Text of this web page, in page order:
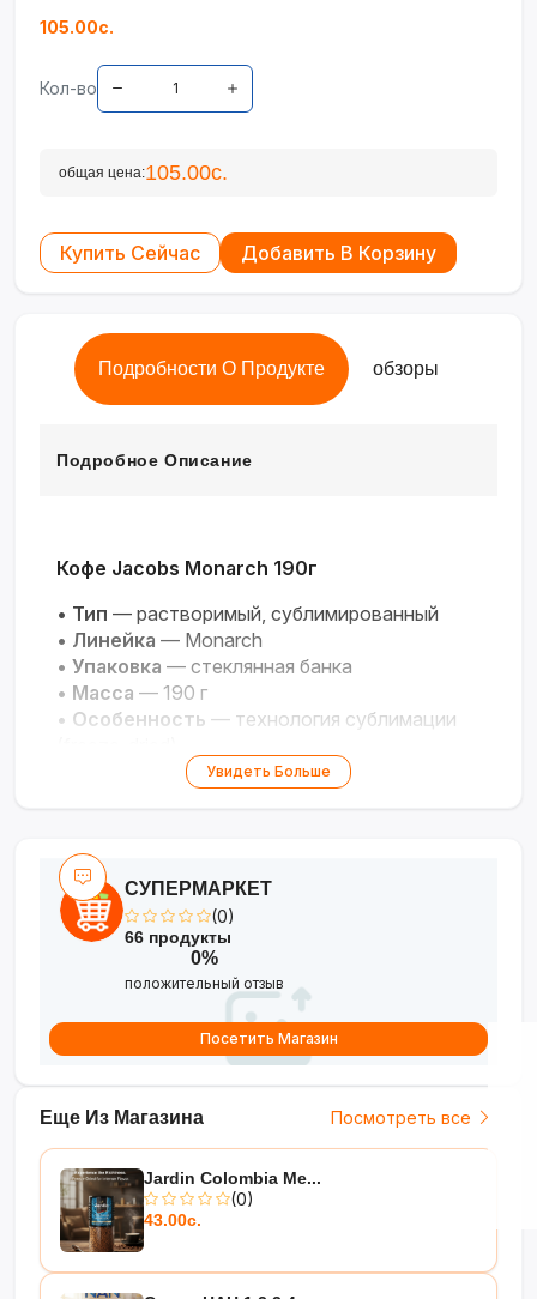
105.00с.
Кол-во
общая цена:105.00с.
Купить Сейчас Добавить В Корзину
Подробности О Продукте обзоры
Подробное Описание
Кофе Jacobs Monarch 190г
• Тип — растворимый, сублимированный
• Линейка — Monarch
• Упаковка — стеклянная банка
• Масса — 190 г
• Особенность — технология сублимации
— Jacobs (основан в 1895 г.)
секунды!
Увидеть Больше
Еще Из Магазина Посмотреть все
Jardin Colombia Me...
(0)
43.00с.
СУПЕРМАРКЕТ
(0)
66 продукты
0%
положительный отзыв
Посетить Магазин